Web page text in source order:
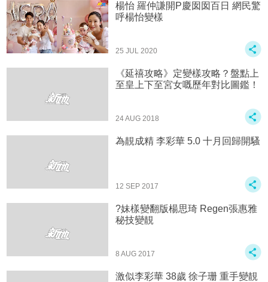
楊怡 羅仲謙開P慶囡囡百日 網民驚
呼楊怡變樣
25 JUL 2020
《延禧攻略》定變樣攻略？盤點上
至皇上下至宮女嘅歷年對比圖鑑！
24 AUG 2018
為靚成精 李彩華 5.0 十月回歸開騷
12 SEP 2017
?妹樣變翻版楊思琦 Regen張惠雅
秘技變靚
8 AUG 2017
激似李彩華 38歲 徐子珊 重手變靚